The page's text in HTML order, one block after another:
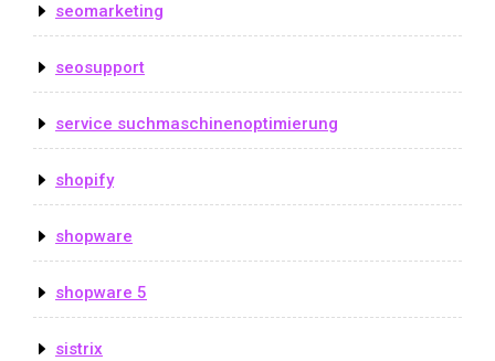
seomarketing
seosupport
service suchmaschinenoptimierung
shopify
shopware
shopware 5
sistrix